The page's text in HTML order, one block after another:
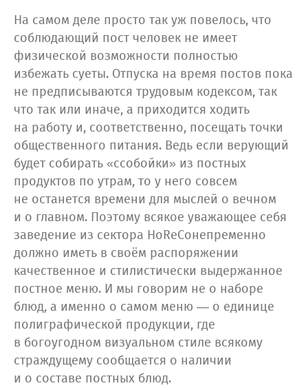
На самом деле просто так уж повелось, что
соблюдающий пост человек не имеет
физической возможности полностью
избежать суеты. Отпуска на время постов пока
не предписываются трудовым кодексом, так
что так или иначе, а приходится ходить
на работу и, соответственно, посещать точки
общественного питания. Ведь если верующий
будет собирать «ссобойки» из постных
продуктов по утрам, то у него совсем
не останется времени для мыслей о вечном
и о главном. Поэтому всякое уважающее себя
заведение из сектора HoReCoнепременно
должно иметь в своём распоряжении
качественное и стилистически выдержанное
постное меню. И мы говорим не о наборе
блюд, а именно о самом меню — о единице
полиграфической продукции, где
в богоугодном визуальном стиле всякому
страждущему сообщается о наличии
и о составе постных блюд.